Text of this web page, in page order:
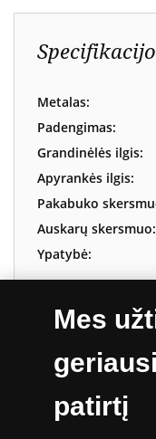
Metalas:
Padengimas:
Grandinėlės ilgis:
Apyrankės ilgis:
Pakabuko
Auskarų skersmuo:
Ypatybė:
Gerb.
Atsiprašome, šis
Mes
patirtį